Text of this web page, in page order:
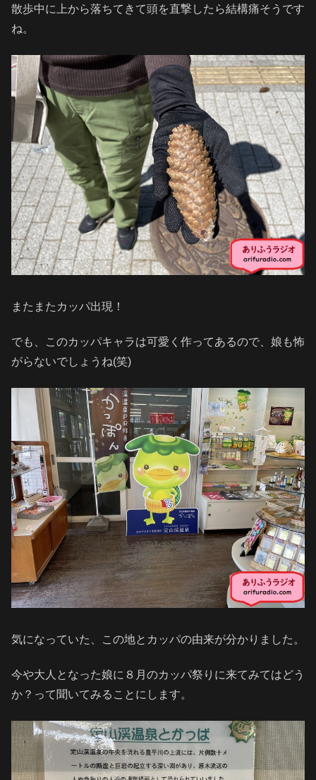
散歩中に上から落ちてきて頭を直撃したら結構痛そうです
ね。
またまたカッパ出現！
でも、このカッパキャラは可愛く作ってあるので、娘も怖
がらないでしょうね(笑)
気になっていた、この地とカッパの由来が分かりました。
今や大人となった娘に８月のカッパ祭りに来てみてはどう
か？って聞いてみることにします。